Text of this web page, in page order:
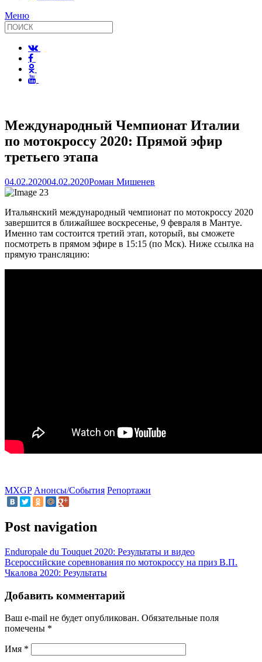
Меню
Международный Чемпионат Италии
по мотокроссу 2020: Прямой эфир
третьего этапа
04.02.202004.02.2020Роман Мишенев
Итальянский международный чемпионат по мотокроссу 2020
завершится в ближайшее воскресенье, 9 февраля в Мантуе.
Именно там состоится третий этап, который, вы сможете
посмотреть в прямом эфире в 15:15 (по Мск). Ниже ссылка на
прямую трансляцию:
MXGP Анонсы/События Репортажи
Post navigation
Enduropale du Touquet 2020: Результаты и видео
Всероссийские соревнования по мотокроссу на приз В.П.
Чкалова 2020: Результаты
Добавить комментарий
Ваш e-mail не будет опубликован. Обязательные поля
помечены *
Имя *